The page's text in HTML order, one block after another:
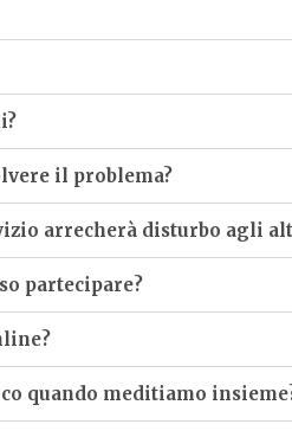
il problema?
arrecherà disturbo agli
partecipare?
quando meditiamo